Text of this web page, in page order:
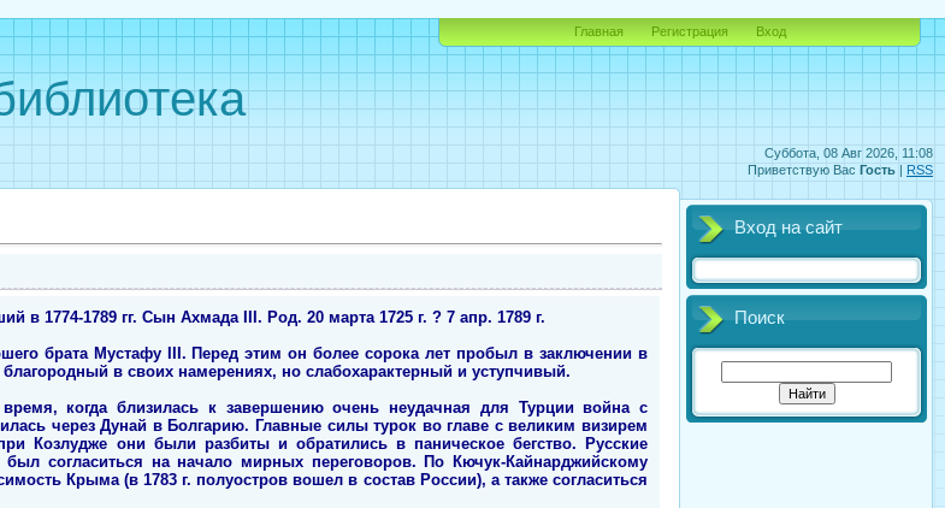
Суббота, 08 Авг 2026, 11:08
Приветствую Вас Гость | RSS
Главная Регистрация Вход
в 1774-1789 гг. Сын Ахмада III. Род. 20 марта 1725 г. ? 7 апр. 1789 г.
брата Мустафу III. Перед этим он более сорока лет пробыл в заключении в
в своих намерениях, но слабохарактерный и уступчивый.
когда близилась к завершению очень неудачная для Турции война с
через Дунай в Болгарию. Главные силы турок во главе с великим визирем
Козлудже они были разбиты и обратились в паническое бегство. Русские
согласиться на начало мирных переговоров. По Кючук-Кайнарджийскому
Крыма (в 1783 г. полуостров вошел в состав России), а также согласиться
Вход на сайт
Поиск